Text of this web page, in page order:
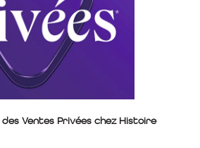
Ventes Privées chez Histoire